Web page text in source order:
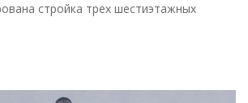
стройка трех шестиэтажных